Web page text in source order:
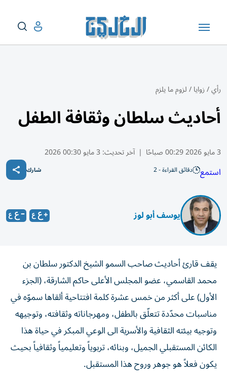
رأي/زوايا/لزوم ما يلزم
أحاديث سلطان وثقافة الطفل
3 مايو 2026 00:29 صباحًا | آخر تحديث: 3 مايو 00:30 2026
استمع دقائق القراءة - 2 شارك
يوسف أبو لوز
يقف قارئ أحاديث صاحب السمو الشيخ الدكتور سلطان بن
محمد القاسمي، عضو المجلس الأعلى حاكم الشارقة، (الجزء
الأول) على أكثر من خمس عشرة كلمة افتتاحية ألقاها سموّه في
مناسبات محدّدة تتعلّق بالطفل، ومهرجاناته وثقافته، وتوجيهه
وتوجيه بيئته الثقافية والأسرية الى الوعي المبكر في حياة هذا
الكائن المستقبلي الجميل، وبنائه، تربوياً وتعليمياً وثقافياً بحيث
يكون فعلاً هو جوهر وروح هذا المستقبل.